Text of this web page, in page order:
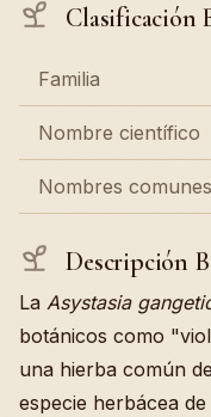
Clasificación
Familia
Nombre científico
Nombres comunes
Descripción
La Asystasia
botánicos como
una hierba común
especie herbácea